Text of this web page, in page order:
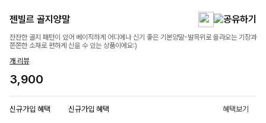
젠빌르 골지양말
잔잔한 골지 패턴이 있어 베이직하게 어디에나 신기 좋은 기본양말-발목위로 올라오는 기장과
쫀쫀한 소재로 편하게 신을 수 있는 상품이에요:)
개 리뷰
3,900
신규가입 혜택 신규가입 혜택 혜택보기